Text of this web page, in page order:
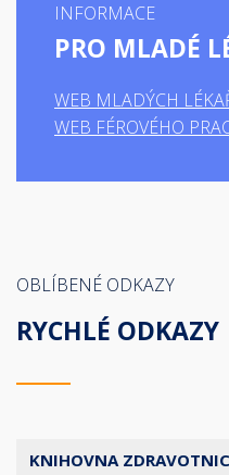
INFORMACE
PRO MLADÉ
WEB MLADÝCH
WEB FÉROVÉHO
OBLÍBENÉ ODKAZY
RYCHLÉ ODKAZY
KNIHOVNA